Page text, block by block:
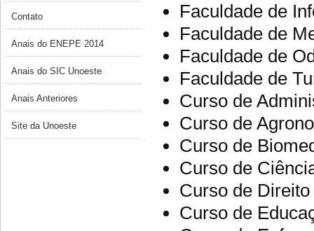
Contato
Anais do ENEPE 2014
Anais do SIC Unoeste
Anais Anteriores
Site da Unoeste
Faculdade de
Faculdade de
Faculdade de
Faculdade de
Curso de
Curso de
Curso de
Curso de
Curso de Direito
Curso de